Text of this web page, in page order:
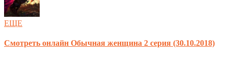
ЕЩЕ
Смотреть онлайн Обычная женщина 2 серия (30.10.2018)